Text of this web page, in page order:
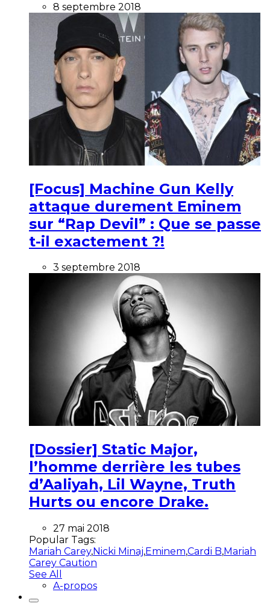
8 septembre 2018
[Focus] Machine Gun Kelly
attaque durement Eminem
sur “Rap Devil” : Que se passe
t-il exactement ?!
3 septembre 2018
[Dossier] Static Major,
l’homme derrière les tubes
d’Aaliyah, Lil Wayne, Truth
Hurts ou encore Drake.
27 mai 2018
Popular Tags:
Mariah Carey,Nicki Minaj,Eminem,Cardi B,Mariah
Carey Caution
See All
A-propos